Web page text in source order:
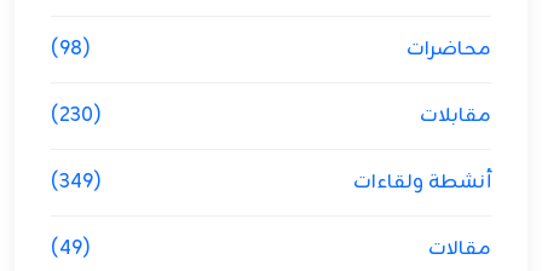
محاضرات (98)
مقابلات (230)
أنشطة ولقاءات (349)
مقالات (49)